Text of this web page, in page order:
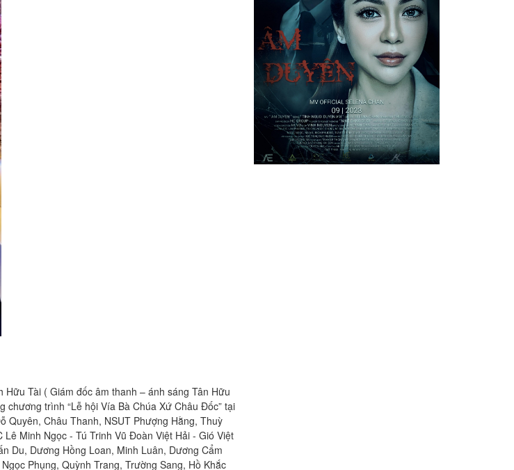
Tài ( Giám đốc âm thanh – ánh sáng Tân Hữu
chương trình “Lễ hội Vía Bà Chúa Xứ Châu Đốc” tại
Quyên, Châu Thanh, NSUT Phượng Hằng, Thuỳ
Minh Ngọc - Tú Trinh Vũ Đoàn Việt Hải - Gió Việt
Du, Dương Hồng Loan, Minh Luân, Dương Cẩm
Phụng, Quỳnh Trang, Trường Sang, Hồ Khắc